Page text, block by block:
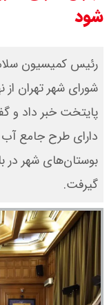
شود
رئیس کمیسیون
شورای شهر تهران
پایتخت خبر داد و
دارای طرح جامع
بوستان‌های شهر
گیرفت.